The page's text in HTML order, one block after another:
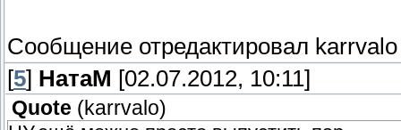
Сообщение отредактировал karrvalo
[5] НатаМ [02.07.2012, 10:11]
Quote (karrvalo)